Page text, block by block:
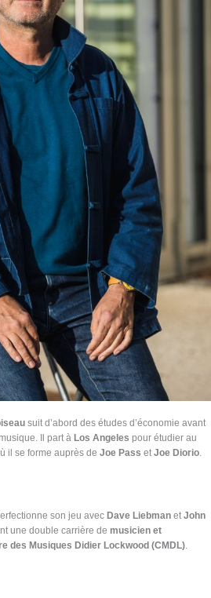
suit d’abord des études d’économie avant
Il part à Los Angeles pour étudier au
il se forme auprès de Joe Pass et Joe Diorio
son jeu avec Dave Liebman et John
une double carrière de musicien et
des Musiques Didier Lockwood (CMDL)